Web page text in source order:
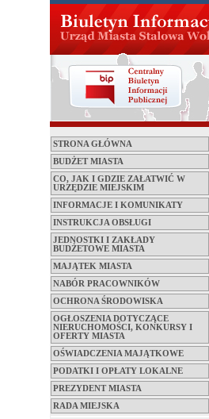
STRONA GŁÓWNA
BUDŻET MIASTA
CO, JAK I GDZIE ZAŁATWIĆ W
URZĘDZIE MIEJSKIM
INFORMACJE I KOMUNIKATY
INSTRUKCJA OBSŁUGI
JEDNOSTKI I ZAKŁADY
BUDŻETOWE MIASTA
MAJĄTEK MIASTA
NABÓR PRACOWNIKÓW
OCHRONA ŚRODOWISKA
OGŁOSZENIA DOTYCZĄCE
NIERUCHOMOŚCI, KONKURSY I
OFERTY MIASTA
OŚWIADCZENIA MAJĄTKOWE
PODATKI I OPŁATY LOKALNE
PREZYDENT MIASTA
RADA MIEJSKA